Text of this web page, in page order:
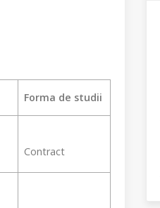
Forma de studii
Contract